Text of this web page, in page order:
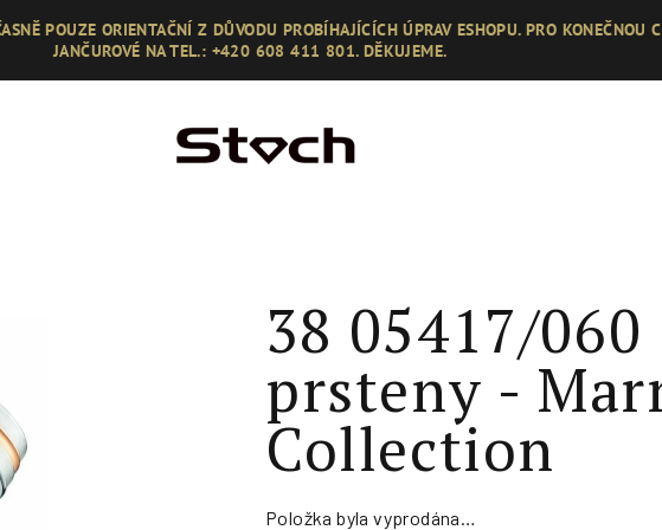
POUZE ORIENTAČNÍ Z DŮVODU PROBÍHAJÍCÍCH ÚPRAV ESHOPU. PRO KONEČNOU
JANČUROVÉ NA TEL.: +420 608 411 801. DĚKUJEME.
38 05417/
prsteny -
Collection
Položka byla vyprodána…